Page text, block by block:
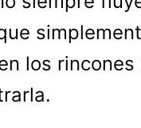
los